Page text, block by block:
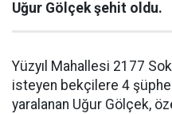
Uğur Gölçek şehit oldu.
Yüzyıl Mahallesi 2177
isteyen bekçilere 4
yaralanan Uğur Gölçek,